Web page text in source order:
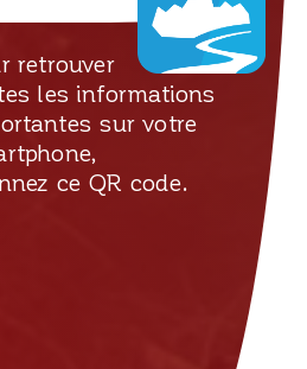
retrouver
les informations
sur votre
ce QR code.